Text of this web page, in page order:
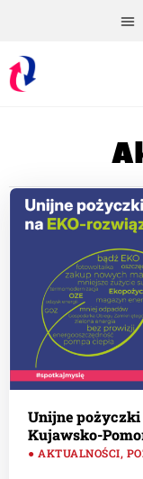
Unijne
Kujawsko-
AKTUALNOŚCI,